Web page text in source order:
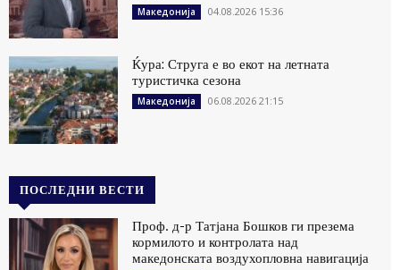
Македонија 04.08.2026 15:36
Ќура: Струга е во екот на летната
туристичка сезона
Македонија 06.08.2026 21:15
ПОСЛЕДНИ ВЕСТИ
Проф. д-р Татјана Бошков ги презема
кормилото и контролата над
македонската воздухопловна навигација